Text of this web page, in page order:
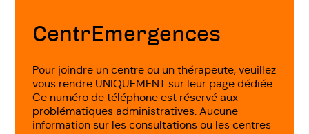
CentrEmergences
Pour joindre un centre ou un thérapeute, veuillez
vous rendre UNIQUEMENT sur leur page dédiée.
Ce numéro de téléphone est réservé aux
problématiques administratives. Aucune
information sur les consultations ou les centres